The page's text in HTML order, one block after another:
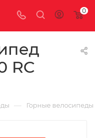
0
RC
— Горные велосипеды